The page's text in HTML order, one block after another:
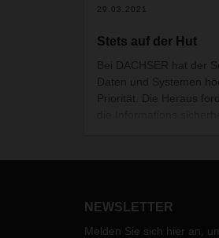
29.03.2021
Stets auf der Hut
Bei DACHSER hat der
Daten und Systemen
Priorität. Die Heraus
Head IT Strategy
er unter anderem für das
Management der
NEWSLETTER
Melden Sie sich hier an,